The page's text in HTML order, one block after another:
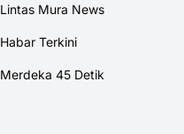
Lintas Mura News
Habar Terkini
Merdeka 45 Detik